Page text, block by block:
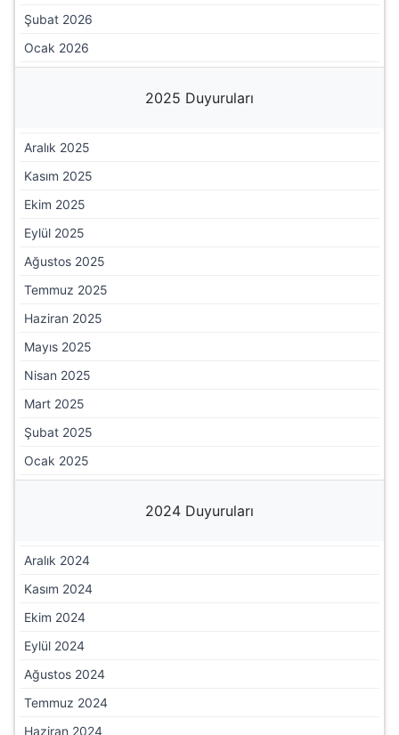
Şubat 2026
Ocak 2026
2025 Duyuruları
Aralık 2025
Kasım 2025
Ekim 2025
Eylül 2025
Ağustos 2025
Temmuz 2025
Haziran 2025
Mayıs 2025
Nisan 2025
Mart 2025
Şubat 2025
Ocak 2025
2024 Duyuruları
Aralık 2024
Kasım 2024
Ekim 2024
Eylül 2024
Ağustos 2024
Temmuz 2024
Haziran 2024